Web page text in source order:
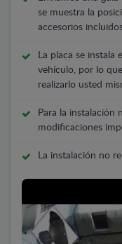
se muestra la
accesorios
La placa se instala
vehículo, por lo
realizarlo usted
Para la instalación
modificaciones
La instalación no